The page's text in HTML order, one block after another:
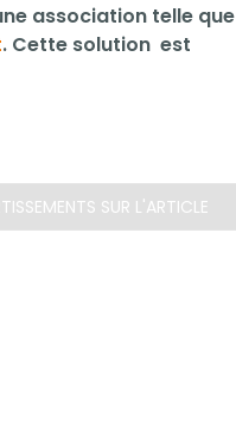
association telle que
. Cette solution est
SUR L'ARTICLE